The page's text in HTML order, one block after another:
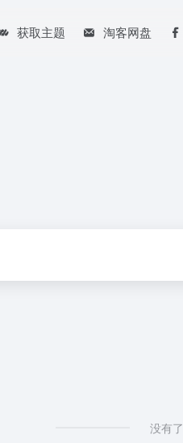
获取主题 淘客网盘
没有了